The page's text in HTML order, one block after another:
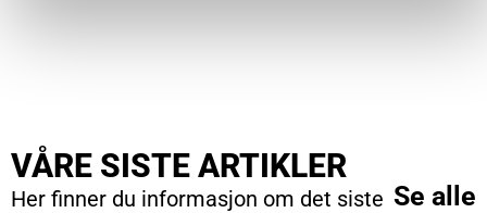
VÅRE SISTE ARTIKLER
Her finner du informasjon om det siste Se alle